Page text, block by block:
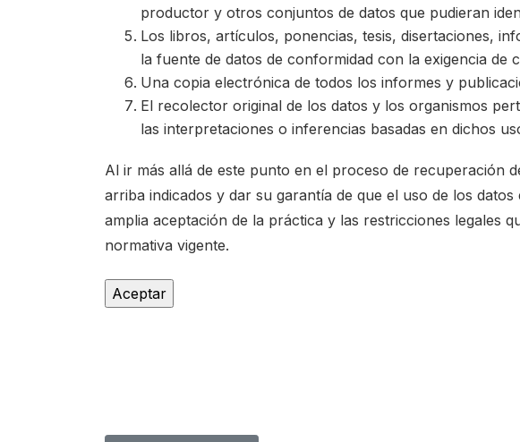
productor y otros conjuntos de datos que pudieran
Los libros, artículos, ponencias, tesis, disertaciones,
la fuente de datos de conformidad con la exigencia de
Una copia electrónica de todos los informes y
El recolector original de los datos y los organismos
las interpretaciones o inferencias basadas en dichos
Al ir más allá de este punto en el proceso de recuperación
arriba indicados y dar su garantía de que el uso de los
amplia aceptación de la práctica y las restricciones legales
normativa vigente.